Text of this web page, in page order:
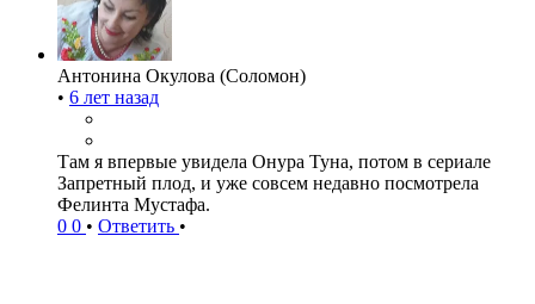
Антонина Окулова (Соломон)
• 6 лет назад
Там я впервые увидела Онура Туна, потом в сериале
Запретный плод, и уже совсем недавно посмотрела
Фелинта Мустафа.
0 0 • Ответить •